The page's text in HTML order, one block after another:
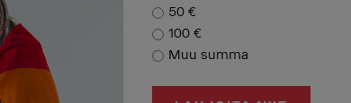
50 €
100 €
Muu summa